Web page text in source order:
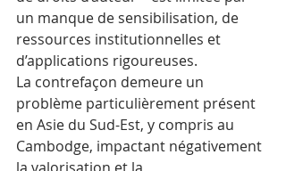
un manque de sensibilisation, de
ressources institutionnelles et
d’applications rigoureuses.
La contrefaçon demeure un
problème particulièrement présent
en Asie du Sud-Est, y compris au
Cambodge, impactant négativement